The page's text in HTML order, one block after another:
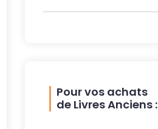
Pour vos achats
de Livres Anciens :